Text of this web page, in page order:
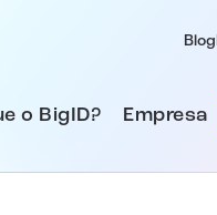
Blog
o BigID? Empresa